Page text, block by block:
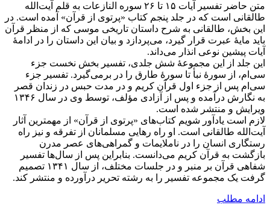
متن حاضر تفسیر آیات ۱۵ تا ۲۶ سوره النازعات به قلم آیت‌الله
طالقانی است که در جلد پنجم کتاب «پرتوی از قرآن» آمده است. در
این بخش، طالقانی به شرح داستان تاریخی موسی که از منظر قرآن
باید مایۀ عبرت قرار گیرد، می‌پردازد و بیان این داستان را در ادامۀ
آیات پیشین نوعی انذار می‌داند.
این جلد از این مجموعۀ شش جلدی، تفسیر بخش نخست جزء
سی‌ام، از سورۀ نبأ تا سورۀ طارق را در برمی‌گیرد. تفسیر جزء
سی‌ام پس از جزء اول قرآن کریم و در مدت حبس در زندان قصر
به نگارش درآمده و پس از آزادی مؤلف، توسط وی در سال ۱۳۴۶
ویرایش و منتشر شده است.
لازم است یادآور شویم کتاب‌های «پرتوی از قرآن» از مهمترین آثار
آیت‌الله طالقانی است. او راه رهایی مسلمانان از تفرقه و نیز راه
رستگاری انسان را در ناملایمات و گمراهی‌های عصر مدرن
بازگشت به قرآن کریم می‌دانست. بنابراین پس از سال‌ها تفسیر
شفاهی قرآن بر منبر و در جلسات مختلف، از سال ۱۳۴۱ تصمیم
گرفت یک مجموعه تفسیر را به رشته تحریر درآورده و منتشر کند.
ادامه مطلب